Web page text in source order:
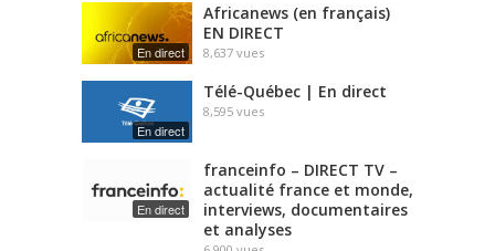
En direct
Africanews (en français)
EN DIRECT
8,637 vues
En direct
Télé-Québec | En direct
8,595 vues
En direct
franceinfo – DIRECT TV –
actualité france et monde,
interviews, documentaires
et analyses